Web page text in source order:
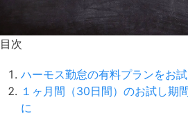
目次
ハーモス勤怠の有料プランをお
１ヶ月間（30日間）のお試し期
に